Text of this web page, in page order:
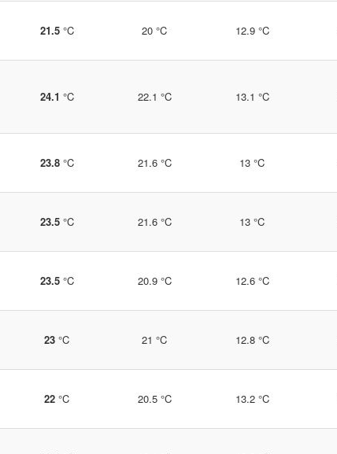
21.5°C 20 °C 12.9 °C
24.1 °C 22.1 °C 13.1 °C
23.8°C 21.6 °C 13 °C
23.5°C 21.6 °C 13 °C
23.5°C 20.9 °C 12.6 °C
23 °C 21 °C 12.8 °C
22 °C 20.5 °C 13.2 °C